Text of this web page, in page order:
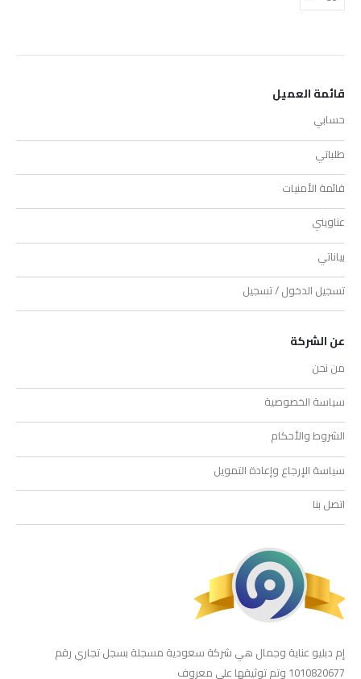
قائمة العميل
حسابي
طلباتي
قائمة الأمنيات
عناويني
بياناتي
تسجيل الدخول / تسجيل
عن الشركة
من نحن
سياسة الخصوصية
الشروط والأحكام
سياسة الإرجاع وإعادة التمويل
اتصل بنا
إم دبليو عناية وجمال هي شركة سعودية مسجلة بسجل تجاري رقم
1010820677 وتم توثيقها على معروف